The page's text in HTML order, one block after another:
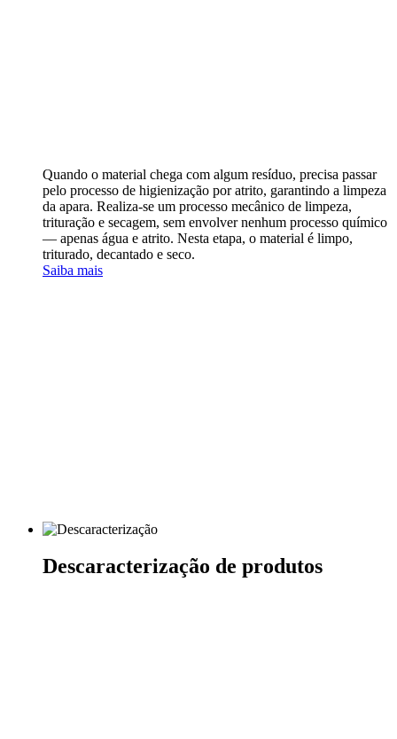
Quando o material chega com algum resíduo, precisa passar
pelo processo de higienização por atrito, garantindo a limpeza
da apara. Realiza-se um processo mecânico de limpeza,
trituração e secagem, sem envolver nenhum processo químico
— apenas água e atrito. Nesta etapa, o material é limpo,
triturado, decantado e seco.
Saiba mais
Descaracterização de produtos